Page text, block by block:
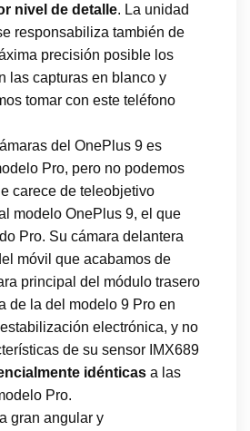
nivel de detalle. La unidad
responsabiliza también de
precisión posible los
las capturas en blanco y
tomar con este teléfono
del OnePlus 9 es
Pro, pero no podemos
carece de teleobjetivo
modelo OnePlus 9, el que
Pro. Su cámara delantera
móvil que acabamos de
principal del módulo trasero
de la del modelo 9 Pro en
electrónica, y no
de su sensor IMX689
idénticas a las
Pro.
gran angular y